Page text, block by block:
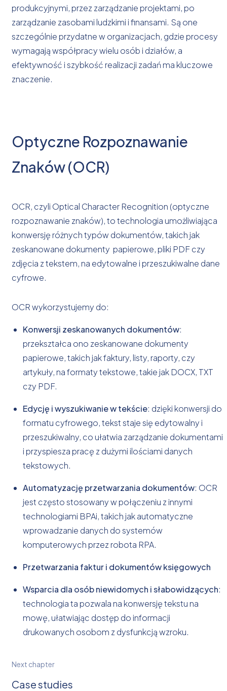
produkcyjnymi, przez zarządzanie projektami, po
zarządzanie zasobami ludzkimi i finansami. Są one
szczególnie przydatne w organizacjach, gdzie procesy
wymagają współpracy wielu osób i działów, a
efektywność i szybkość realizacji zadań ma kluczowe
znaczenie.
Optyczne Rozpoznawanie
Znaków (OCR)
OCR, czyli Optical Character Recognition (optyczne
rozpoznawanie znaków), to technologia umożliwiająca
konwersję różnych typów dokumentów, takich jak
zeskanowane dokumenty papierowe, pliki PDF czy
zdjęcia z tekstem, na edytowalne i przeszukiwalne dane
cyfrowe.
OCR wykorzystujemy do:
Konwersji zeskanowanych dokumentów:
przekształca ono zeskanowane dokumenty
papierowe, takich jak faktury, listy, raporty, czy
artykuły, na formaty tekstowe, takie jak DOCX, TXT
czy PDF.
Edycję i wyszukiwanie w tekście: dzięki konwersji do
formatu cyfrowego, tekst staje się edytowalny i
przeszukiwalny, co ułatwia zarządzanie dokumentami
i przyspiesza pracę z dużymi ilościami danych
tekstowych.
Automatyzację przetwarzania dokumentów: OCR
jest często stosowany w połączeniu z innymi
technologiami BPAi, takich jak automatyczne
wprowadzanie danych do systemów
komputerowych przez robota RPA.
Przetwarzania faktur i dokumentów księgowych
Wsparcia dla osób niewidomych i słabowidzących:
technologia ta pozwala na konwersję tekstu na
mowę, ułatwiając dostęp do informacji
drukowanych osobom z dysfunkcją wzroku.
Next chapter
Case studies